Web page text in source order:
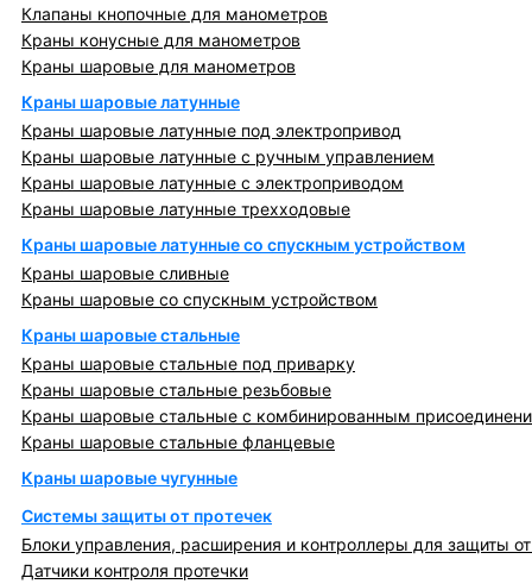
Клапаны кнопочные для манометров
Краны конусные для манометров
Краны шаровые для манометров
Краны шаровые латунные
Краны шаровые латунные под электропривод
Краны шаровые латунные с ручным управлением
Краны шаровые латунные с электроприводом
Краны шаровые латунные трехходовые
Краны шаровые латунные со спускным устройством
Краны шаровые сливные
Краны шаровые со спускным устройством
Краны шаровые стальные
Краны шаровые стальные под приварку
Краны шаровые стальные резьбовые
Краны шаровые стальные с комбинированным
Краны шаровые стальные фланцевые
Краны шаровые чугунные
Системы защиты от протечек
Блоки управления, расширения и контроллеры для защиты
Датчики контроля протечки